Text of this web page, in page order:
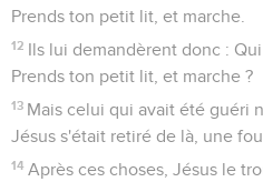
Prends ton petit lit, et marche.
12 Ils lui demandèrent donc :
Prends ton petit lit, et marche ?
13 Mais celui qui avait été guéri
Jésus s'était retiré de là, une
14 Après ces choses, Jésus le